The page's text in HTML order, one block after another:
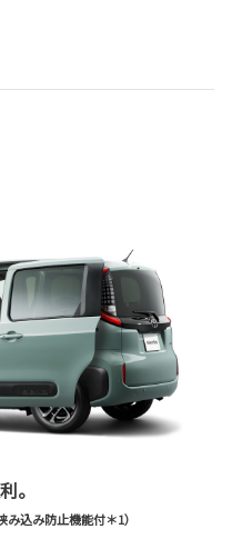
。
込み防止機能付＊1）